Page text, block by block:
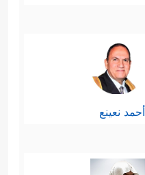
أحمد نعينع